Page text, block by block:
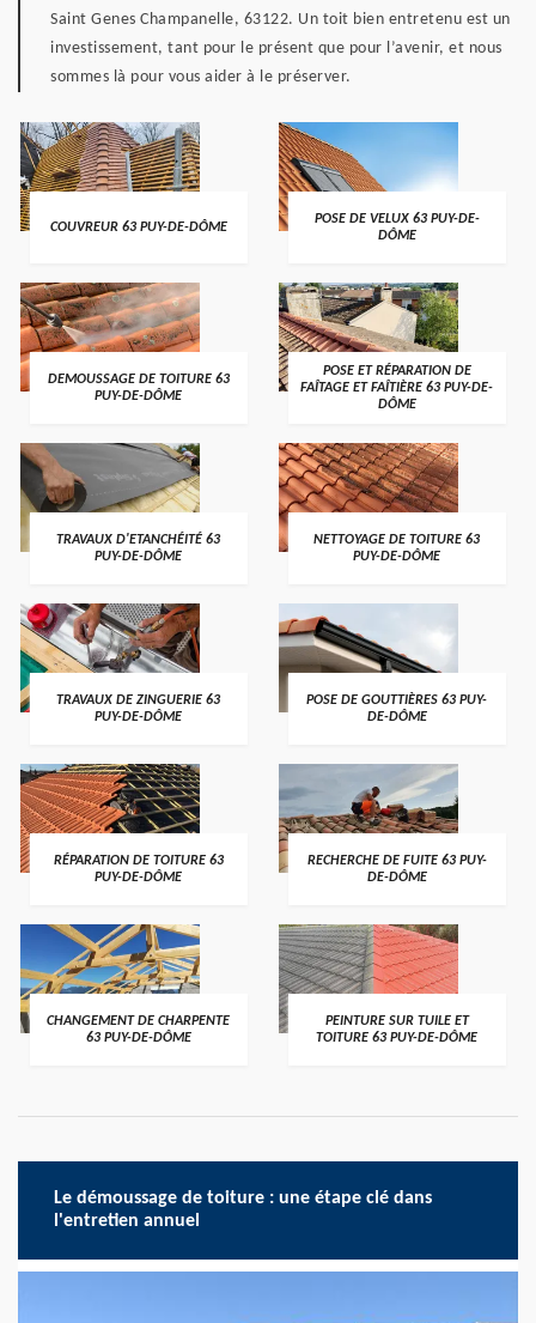
Saint Genes Champanelle, 63122. Un toit bien entretenu est un
investissement, tant pour le présent que pour l’avenir, et nous
sommes là pour vous aider à le préserver.
COUVREUR 63 PUY-DE-DÔME
POSE DE VELUX 63 PUY-DE-
DÔME
DEMOUSSAGE DE TOITURE 63
PUY-DE-DÔME
POSE ET RÉPARATION DE
FAÎTAGE ET FAÎTIÈRE 63 PUY-DE-
DÔME
TRAVAUX D'ETANCHÉITÉ 63
PUY-DE-DÔME
NETTOYAGE DE TOITURE 63
PUY-DE-DÔME
TRAVAUX DE ZINGUERIE 63
PUY-DE-DÔME
POSE DE GOUTTIÈRES 63 PUY-
DE-DÔME
RÉPARATION DE TOITURE 63
PUY-DE-DÔME
RECHERCHE DE FUITE 63 PUY-
DE-DÔME
CHANGEMENT DE CHARPENTE
63 PUY-DE-DÔME
PEINTURE SUR TUILE ET
TOITURE 63 PUY-DE-DÔME
Le démoussage de toiture : une étape clé dans
l'entretien annuel